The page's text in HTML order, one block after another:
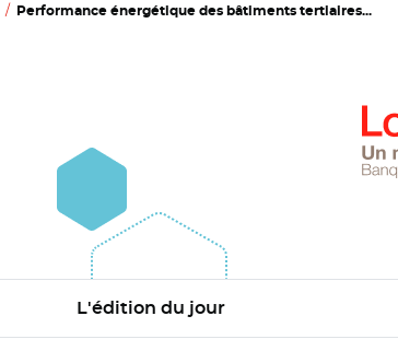
Performance énergétique des bâtiments tertiaires...
L'édition du jour